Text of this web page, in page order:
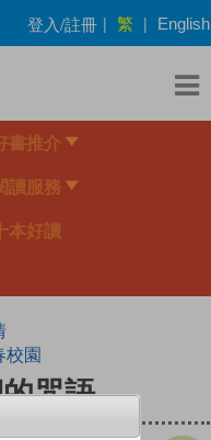
登入/註冊 | 繁 | English
書推介
讀服務
本好讀
校園
咒語